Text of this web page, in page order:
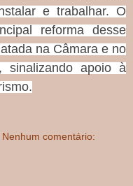
e trabalhar. O
reforma desse
na Câmara e no
sinalizando apoio à
Nenhum comentário: